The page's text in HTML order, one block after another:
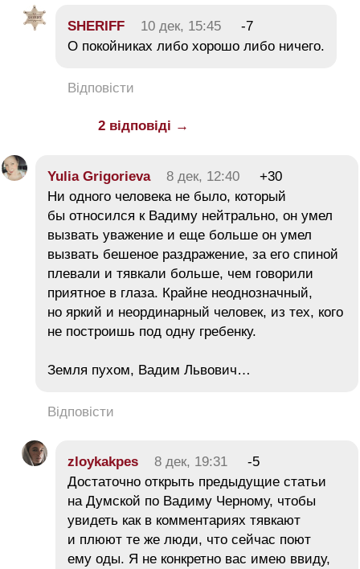
SHERIFF 10 дек, 15:45
-7
О покойниках либо хорошо либо ничего.
Відповісти
2 відповіді →
Yulia Grigorieva 8 дек, 12:40
+30
Ни одного человека не было, который
бы относился к Вадиму нейтрально, он умел
вызвать уважение и еще больше он умел
вызвать бешеное раздражение, за его спиной
плевали и тявкали больше, чем говорили
приятное в глаза. Крайне неоднозначный,
но яркий и неординарный человек, из тех, кого
не построишь под одну гребенку.
Земля пухом, Вадим Львович…
Відповісти
zloykakpes 8 дек, 19:31
-5
Достаточно открыть предыдущие статьи
на Думской по Вадиму Черному, чтобы
увидеть как в комментариях тявкают
и плюют те же люди, что сейчас поют
ему оды. Я не конкретно вас имею ввиду,